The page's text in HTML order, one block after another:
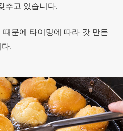
추고 있습니다.
문에 타이밍에 따라 갓 만든
.